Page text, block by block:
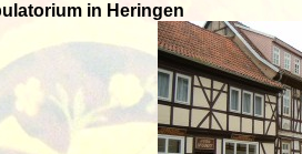
in Heringen